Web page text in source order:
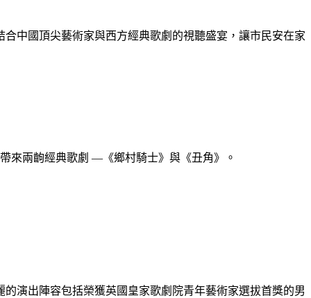
中國頂尖藝術家與西方經典歌劇的視聽盛宴，讓市民安在家
來兩齣經典歌劇 —《鄉村騎士》與《丑角》。
演出陣容包括榮獲英國皇家歌劇院青年藝術家選拔首獎的男